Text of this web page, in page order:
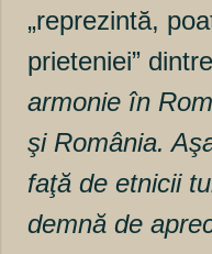
„reprezintă,
prieteniei”
armonie în
şi România.
faţă de etnicii
demnă de